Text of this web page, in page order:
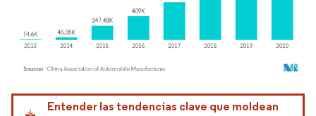
Imagen © Mordor Intelligence. El uso requiere atribución según CC BY 4.0.
Entender las tendencias clave que moldean